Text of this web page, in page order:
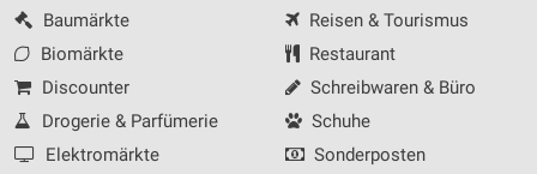
Baumärkte
Biomärkte
Discounter
Drogerie & Parfümerie
Elektromärkte
Reisen & Tourismus
Restaurant
Schreibwaren & Büro
Schuhe
Sonderposten
Verwendung genauer Standortdaten
Geräte anhand von aktiv angeforderten
Informationen identifizieren
Nicht-IAB-Verarbeitungszwecke: